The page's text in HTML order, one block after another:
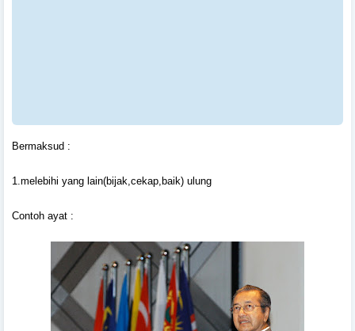
Bermaksud :
1.melebihi yang lain(bijak,cekap,baik) ulung
Contoh ayat :